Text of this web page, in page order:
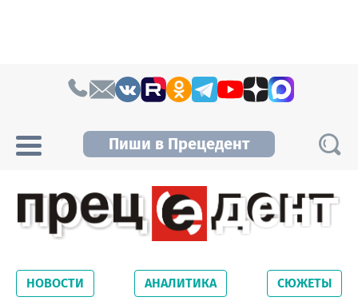
Пиши в Прецедент
Новосибирской области. Читайте свежие
новости на сайте сетевого издания
НОВОСТИ АНАЛИТИКА СЮЖЕТЫ